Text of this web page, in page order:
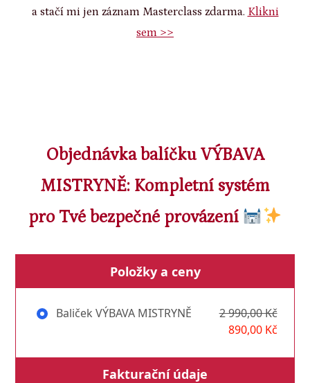
a stačí mi jen záznam Masterclass zdarma. Klikni
sem >>
Objednávka balíčku VÝBAVA
MISTRYNĚ: Kompletní systém
pro Tvé bezpečné provázení
Položky a ceny
Baliček VÝBAVA MISTRYNĚ
2 990,00 Kč
890,00 Kč
Fakturační údaje